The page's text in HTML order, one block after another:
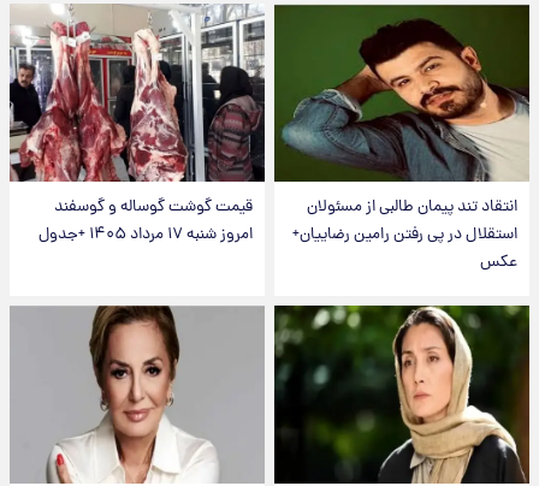
انتقاد تند پیمان طالبی از مسئولان
استقلال در پی رفتن رامین رضاییان+
عکس
قیمت گوشت گوساله و گوسفند
امروز شنبه ۱۷ مرداد ۱۴۰۵ +جدول